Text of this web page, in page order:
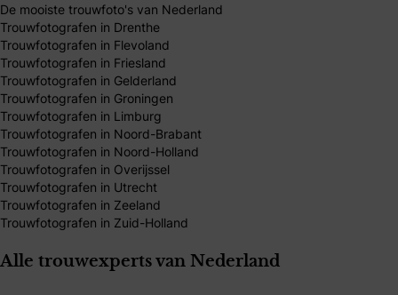
De mooiste trouwfoto's van Nederland
Trouwfotografen in Drenthe
Trouwfotografen in Flevoland
Trouwfotografen in Friesland
Trouwfotografen in Gelderland
Trouwfotografen in Groningen
Trouwfotografen in Limburg
Trouwfotografen in Noord-Brabant
Trouwfotografen in Noord-Holland
Trouwfotografen in Overijssel
Trouwfotografen in Utrecht
Trouwfotografen in Zeeland
Trouwfotografen in Zuid-Holland
Alle trouwexperts van Nederland